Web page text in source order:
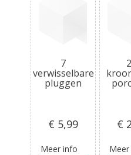
7
verwisselbare
pluggen
€ 5,99
Meer info
€ 2